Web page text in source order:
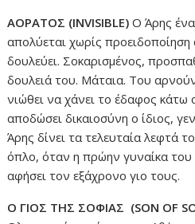
ΑΟΡΑΤΟΣ (INVISIBLE) Ο Άρης
απολύεται χωρίς
δουλεύει. Σοκαρισμένος,
δουλειά του. Μάταια. Του
νιώθει να χάνει το έδαφος
αποδώσει δικαιοσύνη ο ίδιος,
Άρης δίνει τα τελευταία λεφτά
όπλο, όταν η πρώην γυναίκα
αφήσει τον εξάχρονο γιο τους.
Ο ΓΙΟΣ ΤΗΣ ΣΟΦΙΑΣ (SON OF